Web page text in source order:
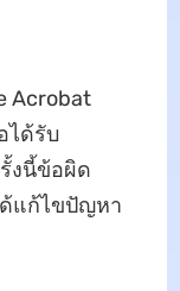
Acrobat
ได้รับ
งนี้ข้อผิด
แก้ไขปัญหา